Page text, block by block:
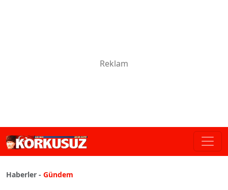
Haberler - Gündem